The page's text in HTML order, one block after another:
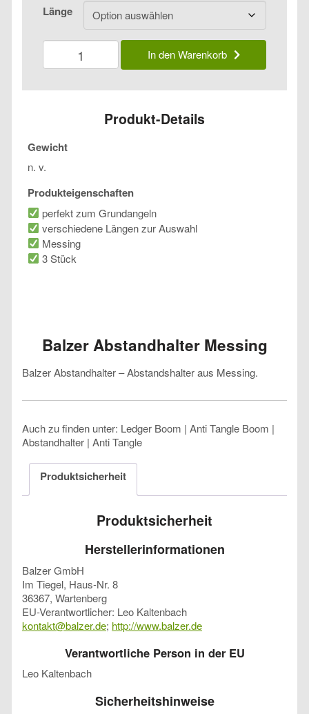
Balzer Abstandhalter Messing
Balzer Abstandhalter – Abstandshalter aus Messing.
Auch zu finden unter: Ledger Boom | Anti Tangle Boom |
Abstandhalter | Anti Tangle
Länge
Balzer
Abstandhalter
Messing
Menge
In den Warenkorb
Produkt-Details
Gewicht
n. v.
Produkteigenschaften
perfekt zum Grundangeln
verschiedene Längen zur Auswahl
Messing
3 Stück
Produktsicherheit
Produktsicherheit
Herstellerinformationen
Balzer GmbH
Im Tiegel, Haus-Nr. 8
36367, Wartenberg
EU-Verantwortlicher: Leo Kaltenbach
kontakt@balzer.de; http://www.balzer.de
Verantwortliche Person in der EU
Leo Kaltenbach
Sicherheitshinweise